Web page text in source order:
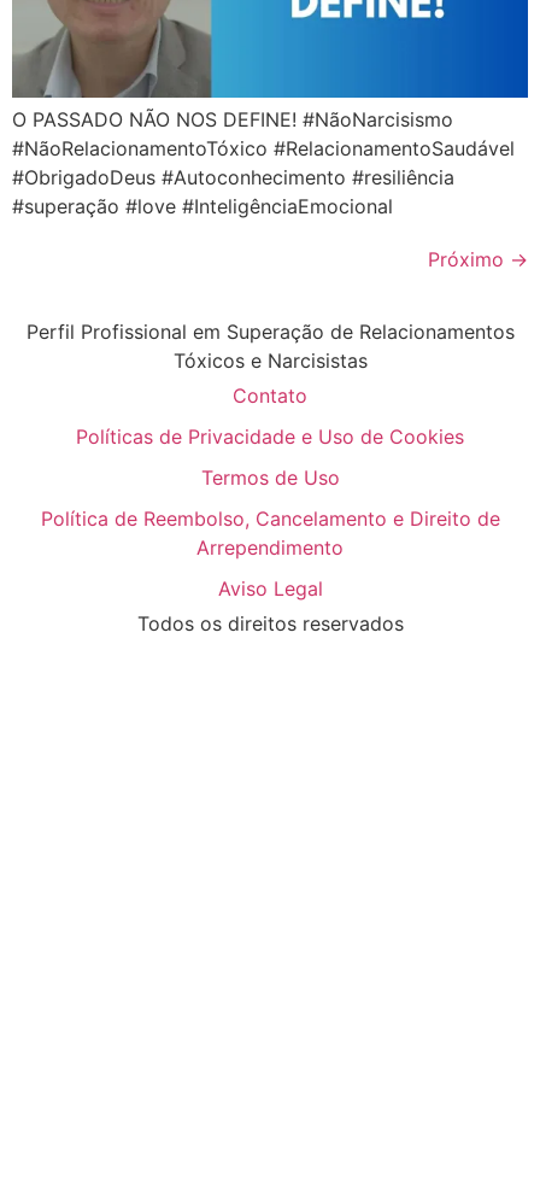
O PASSADO NÃO NOS DEFINE! #NãoNarcisismo
#NãoRelacionamentoTóxico #RelacionamentoSaudável
#ObrigadoDeus #Autoconhecimento #resiliência
#superação #love #InteligênciaEmocional
Próximo →
Perfil Profissional em Superação de Relacionamentos
Tóxicos e Narcisistas
Contato
Políticas de Privacidade e Uso de Cookies
Termos de Uso
Política de Reembolso, Cancelamento e Direito de
Arrependimento
Aviso Legal
Todos os direitos reservados